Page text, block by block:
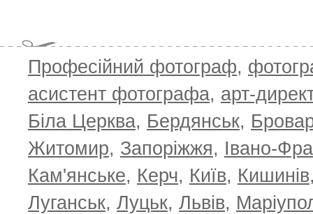
Професійний фотограф,
асистент фотографа, арт-
Біла Церква, Бердянськ,
Житомир, Запоріжжя, Івано-
Кам'янське, Керч, Київ, Кишинів
Луганськ, Луцьк, Львів,